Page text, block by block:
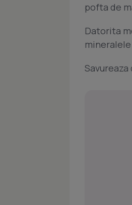
pofta de
Datorita
Savureaza